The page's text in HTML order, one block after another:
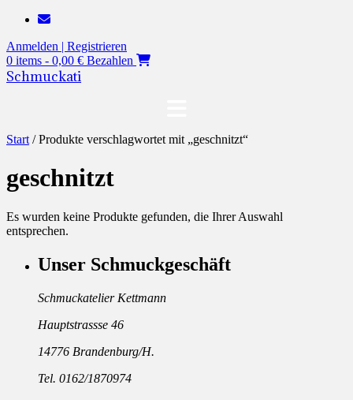
Zum
springen
Anmelden | Registrieren
0 items - 0,00 € Bezahlen
Schmuckati
Start / Produkte verschlagwortet mit „geschnitzt“
geschnitzt
Es wurden keine Produkte gefunden, die Ihrer Auswahl
entsprechen.
Unser Schmuckgeschäft
Schmuckatelier Kettmann
Hauptstrassse 46
14776 Brandenburg/H.
Tel. 0162/1870974